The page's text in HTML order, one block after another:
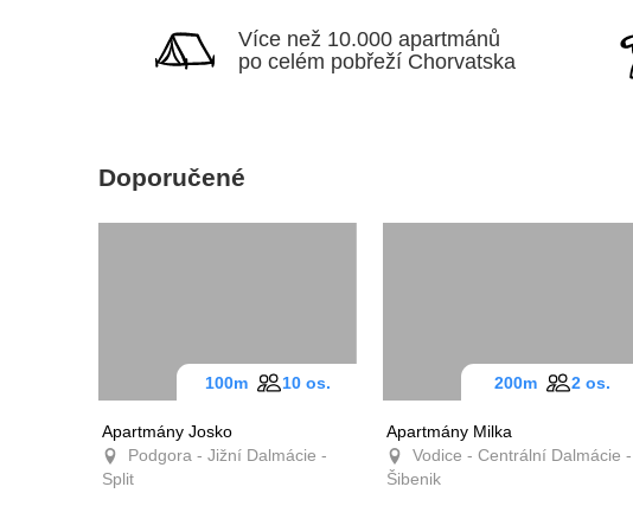
Více než 10.000
apartmánů po celém
pobřeží Chorvatska
Doporučené
Apartmány Josko
Podgora - Jižní Dalmácie -
Split
100m 10 os.
Apartmány Milka
Vodice - Centrální
Dalmácie - Šibenik
200m 2 os.